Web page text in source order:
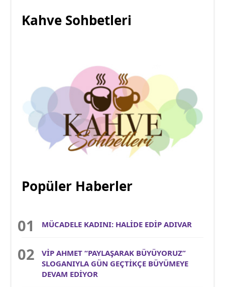
Kahve Sohbetleri
Popüler Haberler
MÜCADELE KADINI: HALİDE EDİP ADIVAR
VİP AHMET “PAYLAŞARAK BÜYÜYORUZ”
SLOGANIYLA GÜN GEÇTİKÇE BÜYÜMEYE
DEVAM EDİYOR